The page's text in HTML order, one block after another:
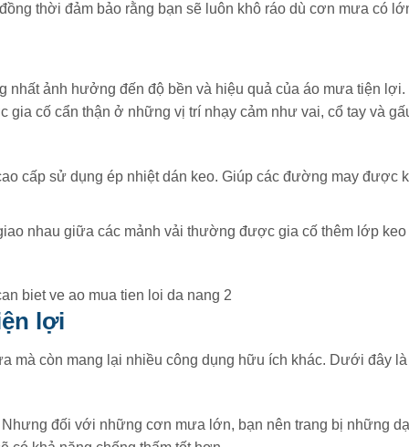
thời đảm bảo rằng bạn sẽ luôn khô ráo dù cơn mưa có
nhất ảnh hưởng đến độ bền và hiệu quả của áo mưa tiện
cố cẩn thận ở những vị trí nhạy cảm như vai, cổ tay và
cấp sử dụng ép nhiệt dán keo. Giúp các đường may được
nhau giữa các mảnh vải thường được gia cố thêm lớp keo
lợi
mà còn mang lại nhiều công dụng hữu ích khác. Dưới đây
đối với những cơn mưa lớn, bạn nên trang bị những